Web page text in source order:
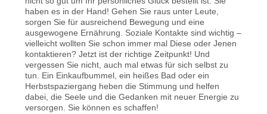
haben es in der Hand! Gehen Sie raus unter Leute,
sorgen Sie für ausreichend Bewegung und eine
ausgewogene Ernährung. Soziale Kontakte sind wichtig –
vielleicht wollten Sie schon immer mal Diese oder Jenen
kontaktieren? Jetzt ist der richtige Zeitpunkt! Und
vergessen Sie nicht, auch mal etwas für sich selbst zu
tun. Ein Einkaufbummel, ein heißes Bad oder ein
Herbstspaziergang heben die Stimmung und helfen
dabei, die Seele und die Gedanken mit neuer Energie zu
versorgen. Sie können es schaffen!